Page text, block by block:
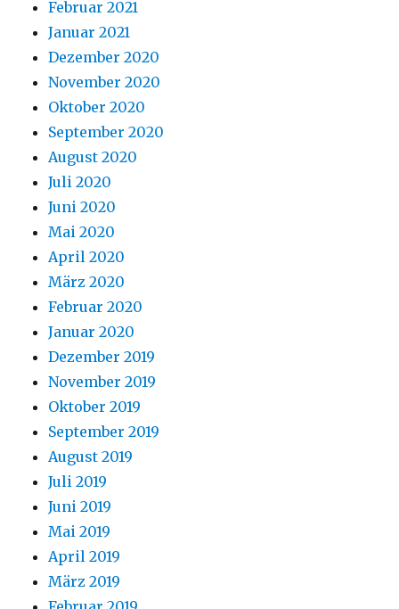
Februar 2021
Januar 2021
Dezember 2020
November 2020
Oktober 2020
September 2020
August 2020
Juli 2020
Juni 2020
Mai 2020
April 2020
März 2020
Februar 2020
Januar 2020
Dezember 2019
November 2019
Oktober 2019
September 2019
August 2019
Juli 2019
Juni 2019
Mai 2019
April 2019
März 2019